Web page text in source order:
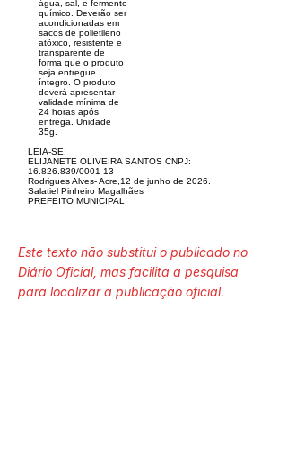
água, sal, e fermento
químico. Deverão ser
acondicionadas em
sacos de polietileno
atóxico, resistente e
transparente de
forma que o produto
seja entregue
íntegro. O produto
deverá apresentar
validade mínima de
24 horas após
entrega. Unidade
35g.
LEIA-SE:
ELIJANETE OLIVEIRA SANTOS CNPJ:
16.826.839/0001-13
Rodrigues Alves- Acre,12 de junho de 2026.
Salatiel Pinheiro Magalhães
PREFEITO MUNICIPAL
Este texto não substitui o publicado no
Diário Oficial, mas facilita a pesquisa
para localizar a publicação oficial.